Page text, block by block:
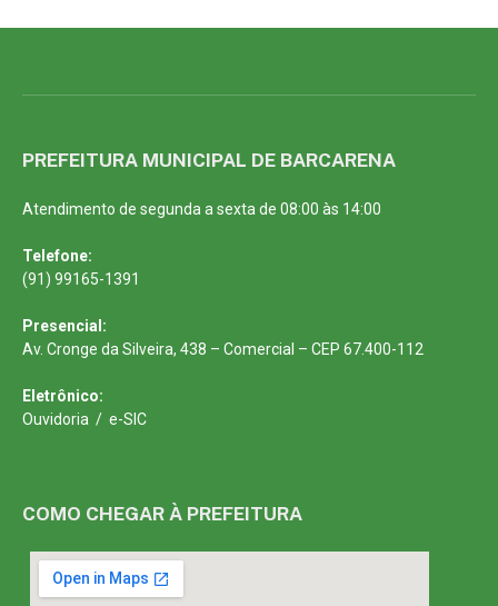
PREFEITURA MUNICIPAL DE BARCARENA
Atendimento de segunda a sexta de 08:00 às 14:00
Telefone:
(91) 99165-1391
Presencial:
Av. Cronge da Silveira, 438 – Comercial – CEP 67.400-112
Eletrônico:
Ouvidoria / e-SIC
COMO CHEGAR À PREFEITURA